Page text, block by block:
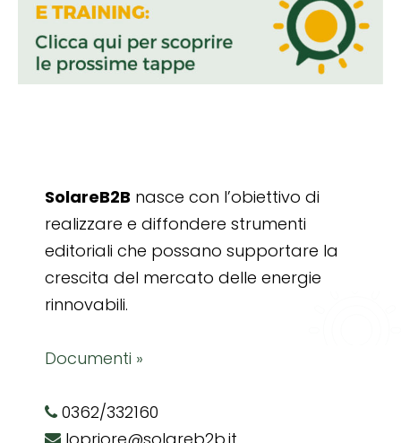
SolareB2B nasce con l’obiettivo di
realizzare e diffondere strumenti
editoriali che possano supportare la
crescita del mercato delle energie
rinnovabili.
Documenti »
0362/332160